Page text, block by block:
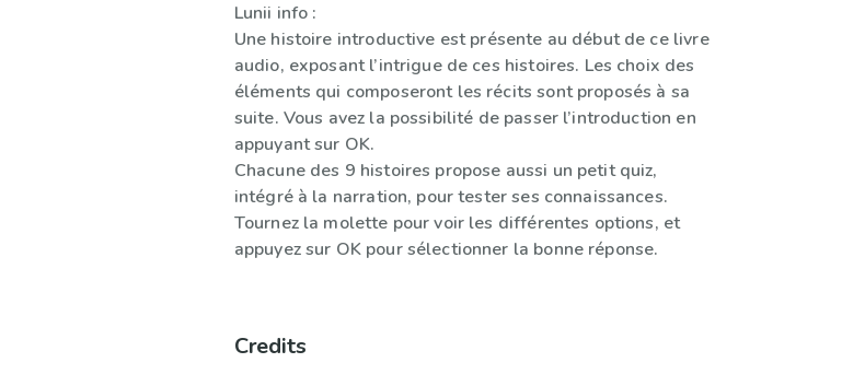
Lunii info :
Une histoire introductive est présente au début de ce livre
audio, exposant l’intrigue de ces histoires. Les choix des
éléments qui composeront les récits sont proposés à sa
suite. Vous avez la possibilité de passer l’introduction en
appuyant sur OK.
Chacune des 9 histoires propose aussi un petit quiz,
intégré à la narration, pour tester ses connaissances.
Tournez la molette pour voir les différentes options, et
appuyez sur OK pour sélectionner la bonne réponse.
Credits